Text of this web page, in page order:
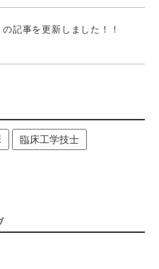
記事を更新しました！！
臨床工学技士